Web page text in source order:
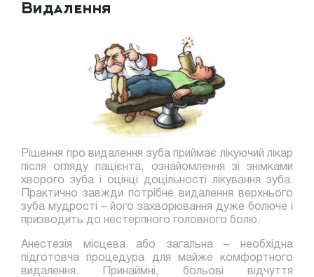
Видалення
Рішення про видалення зуба приймає лікуючий лікар
після огляду пацієнта, ознайомлення зі знімками
хворого зуба і оцінці доцільності лікування зуба.
Практично завжди потрібне видалення верхнього
зуба мудрості – його захворювання дуже болюче і
призводить до нестерпного головного болю.
Анестезія місцева або загальна – необхідна
підготовча процедура для майже комфортного
видалення. Принаймні, больові відчуття